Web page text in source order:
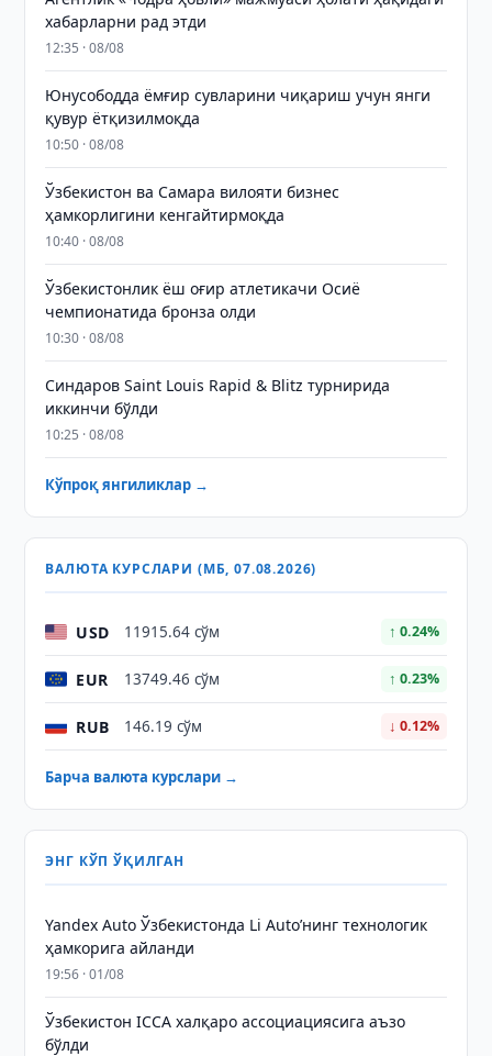
хабарларни рад этди
12:35 · 08/08
Юнусободда ёмғир сувларини чиқариш учун янги
қувур ётқизилмоқда
10:50 · 08/08
Ўзбекистон ва Самара вилояти бизнес
ҳамкорлигини кенгайтирмоқда
10:40 · 08/08
Ўзбекистонлик ёш оғир атлетикачи Осиё
чемпионатида бронза олди
10:30 · 08/08
Синдаров Saint Louis Rapid & Blitz турнирида
иккинчи бўлди
10:25 · 08/08
Кўпроқ янгиликлар →
ВАЛЮТА КУРСЛАРИ (МБ, 07.08.2026)
USD 11915.64 сўм ↑ 0.24%
EUR 13749.46 сўм ↑ 0.23%
RUB 146.19 сўм ↓ 0.12%
Барча валюта курслари →
ЭНГ КЎП ЎҚИЛГАН
Yandex Auto Ўзбекистонда Li Auto’нинг технологик
ҳамкорига айланди
19:56 · 01/08
Ўзбекистон ICCA халқаро ассоциациясига аъзо
бўлди